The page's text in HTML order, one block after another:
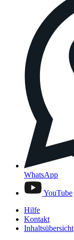
WhatsApp
YouTube
Hilfe
Kontakt
Inhaltsübersicht